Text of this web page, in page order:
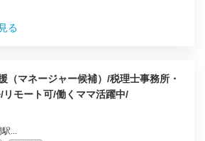
る
（マネージャー候補）/税理士事務所・
モート可/働くママ活躍中/
...